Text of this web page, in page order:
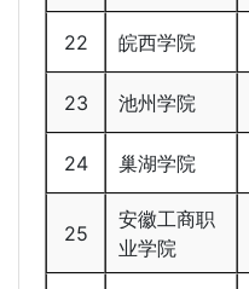
22 皖西学院
23 池州学院
24 巢湖学院
25
安徽工商职
业学院